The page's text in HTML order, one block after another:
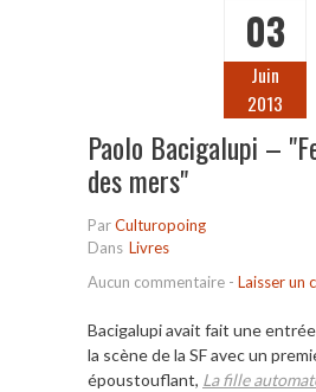
03
Juin
2013
Paolo Bacigalupi –
des mers"
ParCulturopoing
Dans Livres
Aucun commentaire - Laisser un
Bacigalupi avait fait une
la scène de la SF avec un
époustouflant, La fille